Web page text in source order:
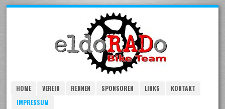
HOME VEREIN RENNEN SPONSOREN LINKS
KONTAKT
IMPRESSUM